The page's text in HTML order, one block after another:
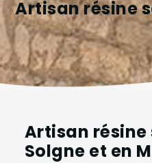
Artisan résine
Artisan
Solgne et en